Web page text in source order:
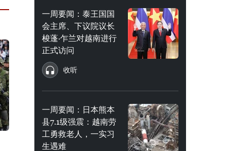
一周要闻：泰王国国
会主席、下议院议长
梭蓬·乍兰对越南进行
正式访问
收听
一周要闻：日本熊本
县7.1级强震：越南劳
工勇救老人，一实习
生遇难